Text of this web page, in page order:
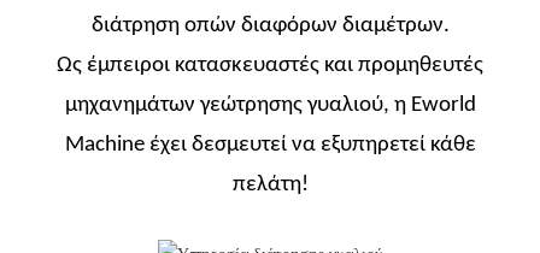
διάτρηση οπών διαφόρων διαμέτρων.
Ως έμπειροι κατασκευαστές και προμηθευτές
μηχανημάτων γεώτρησης γυαλιού, η Eworld
Machine έχει δεσμευτεί να εξυπηρετεί κάθε
πελάτη!